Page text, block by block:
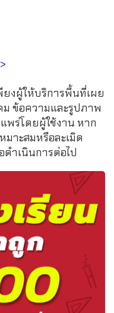
ยงผู้ให้บริการพื้นที่เผย
ม ข้อความและรูปภาพ
พร่โดยผู้ใช้งาน หาก
าะสมหรือละเมิด
ำเนินการต่อไป